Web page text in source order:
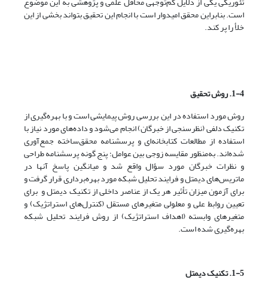
است. بنابراین محقق امیدوار است با انجام این تحقیق بتواند بخشی از این
خلأ را پر کند.
1-4. روش تحقیق
روش مورد استفاده در این بررسی روش پیمایشی است و با بهره‌گیری از
تکنیک دلفی (نظرسنجی از خبرگان) انجام می‌شود و داده‌های مورد نیاز با
استفاده از مطالعات کتابخانه‌ای و پرسشنامه محقق‌ساخته جمع‌آوری
شده‌اند. به‌منظور مقایسه زوجی بین عوامل؛ پنج گونه پرسشنامه طراحی
و نظرات خبرگان مورد سؤال واقع شد و میانگین پاسخ آنها در
ماتریس‌های دیمتل و فرایند تحلیل شبکه مورد بهره‌برداری قرار گرفت و
برای آزمون میزان تأثیر هر یک از عناصر داخلی از تکنیک دیمتل و برای
تعیین روابط علی و معلولی متغیرهای مستقل (کنترل‌های استراتژیک) و
متغیرهای وابسته (اهداف استراتژیک) از روش فرایند تحلیل شبکه
بهره‌گیری شده است.
1-5. تکنیک دیمتل